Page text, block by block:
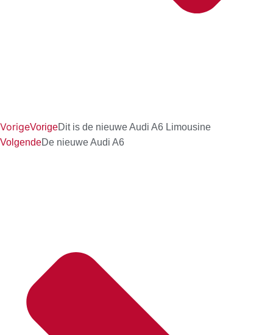
VorigeVorigeDit is de nieuwe Audi A6 Limousine
VolgendeDe nieuwe Audi A6